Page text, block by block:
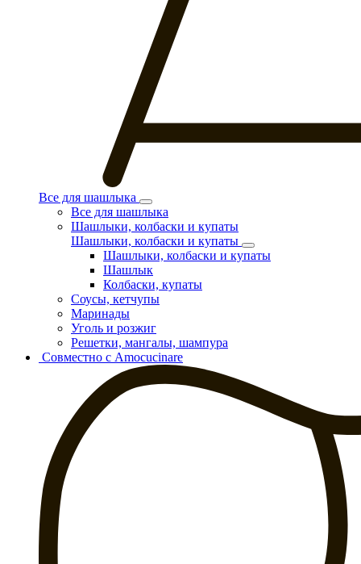
Все для шашлыка
Все для шашлыка
Шашлыки, колбаски и купаты
Шашлыки, колбаски и купаты
Шашлыки, колбаски и купаты
Шашлык
Колбаски, купаты
Соусы, кетчупы
Маринады
Уголь и розжиг
Решетки, мангалы, шампура
Совместно с Amocucinare